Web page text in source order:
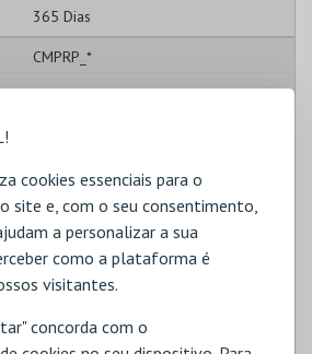
cookies essenciais para o
site e, com o seu consentimento,
a personalizar a sua
como a plataforma é
visitantes.
concorda com o
365 Dias
CMPRP_*
Essencial
Próprio
2 Dias
Estatísticos
Análise de Utilização